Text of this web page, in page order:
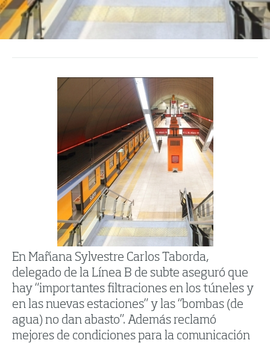
En Mañana Sylvestre Carlos Taborda,
delegado de la Línea B de subte aseguró que
hay “importantes filtraciones en los túneles y
en las nuevas estaciones” y las “bombas (de
agua) no dan abasto”. Además reclamó
mejores de condiciones para la comunicación